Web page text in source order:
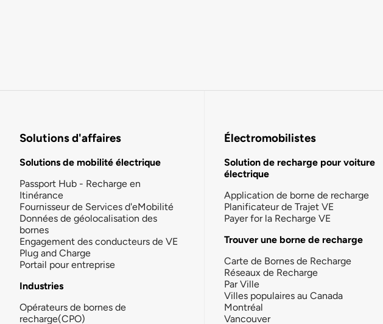
Solutions d'affaires
Solutions de mobilité électrique
Passport Hub - Recharge en
Itinérance
Fournisseur de Services d'eMobilité
Données de géolocalisation des
bornes
Engagement des conducteurs de VE
Plug and Charge
Portail pour entreprise
Industries
Opérateurs de bornes de
recharge(CPO)
Électromobilistes
Solution de recharge pour voiture
électrique
Application de borne de recharge
Planificateur de Trajet VE
Payer for la Recharge VE
Trouver une borne de recharge
Carte de Bornes de Recharge
Réseaux de Recharge
Par Ville
Villes populaires au Canada
Montréal
Vancouver